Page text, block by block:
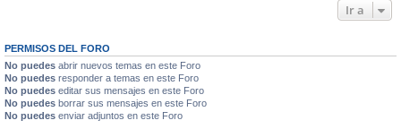
Ir a
PERMISOS DEL FORO
No puedes abrir nuevos temas en este Foro
No puedes responder a temas en este Foro
No puedes editar sus mensajes en este Foro
No puedes borrar sus mensajes en este Foro
No puedes enviar adjuntos en este Foro